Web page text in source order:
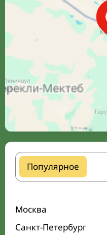
Популярное
Москва
Санкт-Петербург